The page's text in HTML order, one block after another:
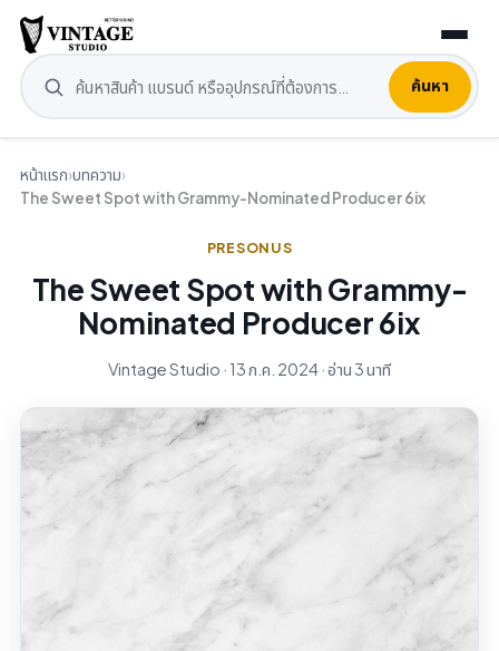
ค้นหา
หน้าแรก›บทความ›
The Sweet Spot with Grammy-Nominated Producer 6ix
PRESONUS
The Sweet Spot with Grammy-
Nominated Producer 6ix
Vintage Studio · 13 ก.ค. 2024 · อ่าน 3 นาที